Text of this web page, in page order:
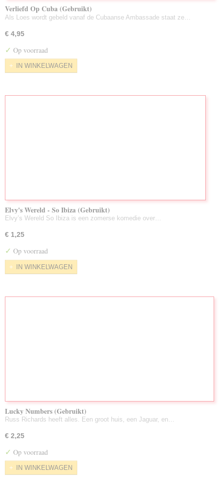
Verliefd Op Cuba (Gebruikt)
Als Loes wordt gebeld vanaf de Cubaanse Ambassade staat ze…
€ 4,95
✓ Op voorraad
IN WINKELWAGEN
Elvy's Wereld - So Ibiza (Gebruikt)
Elvy’s Wereld So Ibiza is een zomerse komedie over…
€ 1,25
✓ Op voorraad
IN WINKELWAGEN
Lucky Numbers (Gebruikt)
Russ Richards heeft alles. Een groot huis, een Jaguar, en…
€ 2,25
✓ Op voorraad
IN WINKELWAGEN